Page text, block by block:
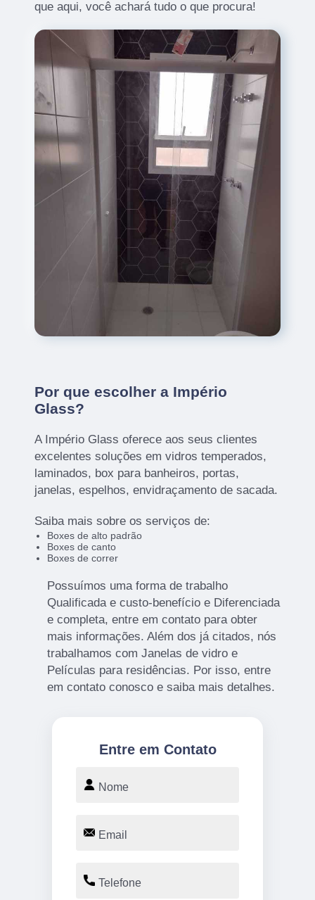
que aqui, você achará tudo o que procura!
Por que escolher a Império
Glass?
A Império Glass oferece aos seus clientes
excelentes soluções em vidros temperados,
laminados, box para banheiros, portas,
janelas, espelhos, envidraçamento de sacada.
Saiba mais sobre os serviços de:
Boxes de alto padrão
Boxes de canto
Boxes de correr
Possuímos uma forma de trabalho
Qualificada e custo-benefício e Diferenciada
e completa, entre em contato para obter
mais informações. Além dos já citados, nós
trabalhamos com Janelas de vidro e
Películas para residências. Por isso, entre
em contato conosco e saiba mais detalhes.
Entre em Contato